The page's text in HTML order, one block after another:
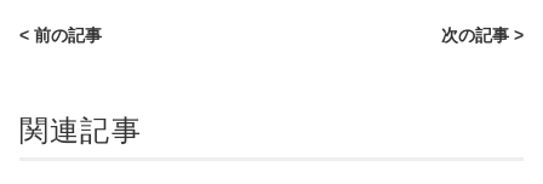
< 前の記事 次の記事 >
関連記事